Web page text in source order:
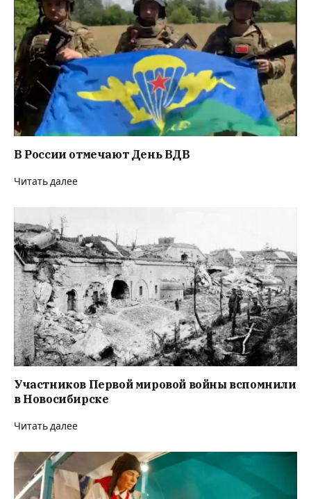
В России отмечают День ВДВ
Читать далее
Участников Первой мировой войны вспомнили
в Новосибирске
Читать далее